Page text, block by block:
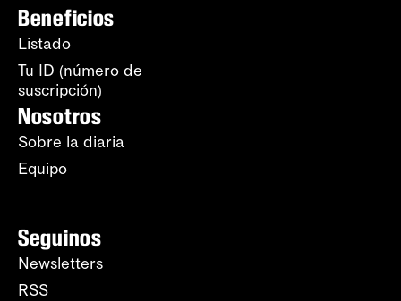
Beneficios
Listado
Tu ID (número de
suscripción)
Nosotros
Sobre la diaria
Equipo
Seguinos
Newsletters
RSS